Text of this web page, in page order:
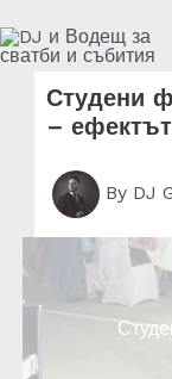
to
Студени
–
By DJ